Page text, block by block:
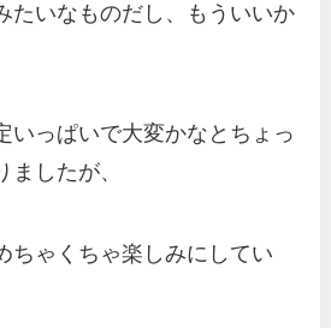
たいなものだし、もういいか
いっぱいで大変かなとちょっ
ましたが、
ちゃくちゃ楽しみにしてい